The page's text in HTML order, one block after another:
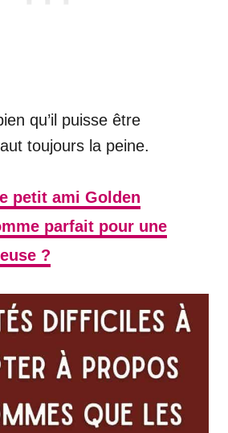
qu’il puisse être
toujours la peine.
petit ami Golden
parfait pour une
?